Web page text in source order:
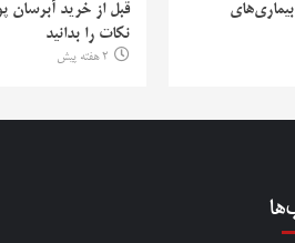
قبل از خرید
نکات را بدانید
2 هفته پیش